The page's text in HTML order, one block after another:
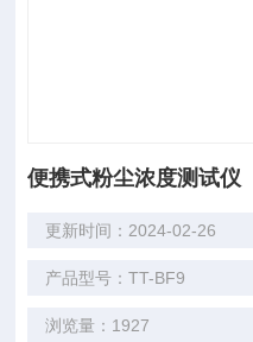
便携式粉尘浓度测试仪
更新时间：2024-02-26
产品型号：TT-BF9
浏览量：1927